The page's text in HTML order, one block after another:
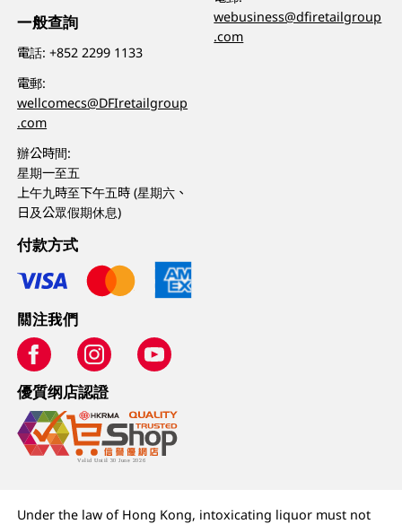
一般查詢
電話:+852 2299 1133
電郵:
wellcomecs@DFIretailgroup
.com
辦公時間:
星期一至五
上午九時至下午五時 (星期六、
日及公眾假期休息)
webusiness@dfiretailgroup
.com
付款方式
關注我們
優質纲店認證
Under the law of Hong Kong, intoxicating liquor must not